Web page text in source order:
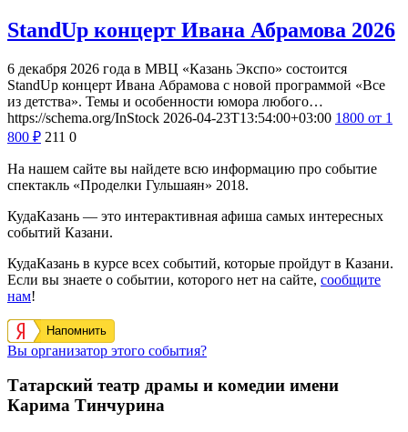
StandUp концерт Ивана Абрамова 2026
6 декабря 2026 года в МВЦ «Казань Экспо» состоится
StandUp концерт Ивана Абрамова с новой программой «Все
из детства». Темы и особенности юмора любого…
https://schema.org/InStock 2026-04-23T13:54:00+03:00 1800 от 1
800 ₽ 211 0
На нашем сайте вы найдете всю информацию про событие
спектакль «Проделки Гульшаян» 2018.
КудаКазань — это интерактивная афиша самых интересных
событий Казани.
КудаКазань в курсе всех событий, которые пройдут в Казани.
Если вы знаете о событии, которого нет на сайте, сообщите
нам!
Напомнить
Вы организатор этого события?
Татарский театр драмы и комедии имени
Карима Тинчурина